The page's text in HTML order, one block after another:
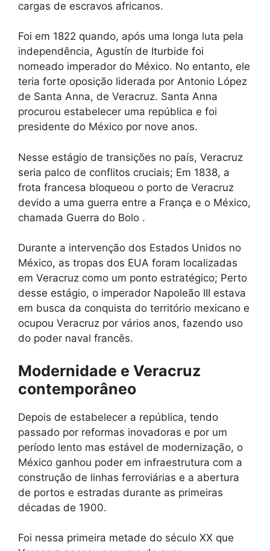
cargas de escravos africanos.
Foi em 1822 quando, após uma longa luta pela
independência, Agustín de Iturbide foi
nomeado imperador do México. No entanto, ele
teria forte oposição liderada por Antonio López
de Santa Anna, de Veracruz. Santa Anna
procurou estabelecer uma república e foi
presidente do México por nove anos.
Nesse estágio de transições no país, Veracruz
seria palco de conflitos cruciais; Em 1838, a
frota francesa bloqueou o porto de Veracruz
devido a uma guerra entre a França e o México,
chamada Guerra do Bolo .
Durante a intervenção dos Estados Unidos no
México, as tropas dos EUA foram localizadas
em Veracruz como um ponto estratégico; Perto
desse estágio, o imperador Napoleão III estava
em busca da conquista do território mexicano e
ocupou Veracruz por vários anos, fazendo uso
do poder naval francês.
Modernidade e Veracruz
contemporâneo
Depois de estabelecer a república, tendo
passado por reformas inovadoras e por um
período lento mas estável de modernização, o
México ganhou poder em infraestrutura com a
construção de linhas ferroviárias e a abertura
de portos e estradas durante as primeiras
décadas de 1900.
Foi nessa primeira metade do século XX que